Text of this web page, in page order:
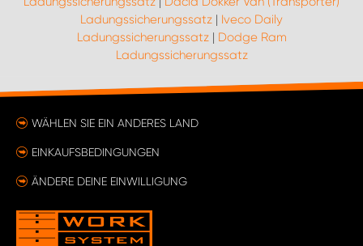
Ladungssicherungssatz | Iveco Daily
Ladungssicherungssatz| Dodge Ram
Ladungssicherungssatz
WÄHLEN SIE EIN ANDERES LAND
EINKAUFSBEDINGUNGEN
ÄNDERE DEINE EINWILLIGUNG